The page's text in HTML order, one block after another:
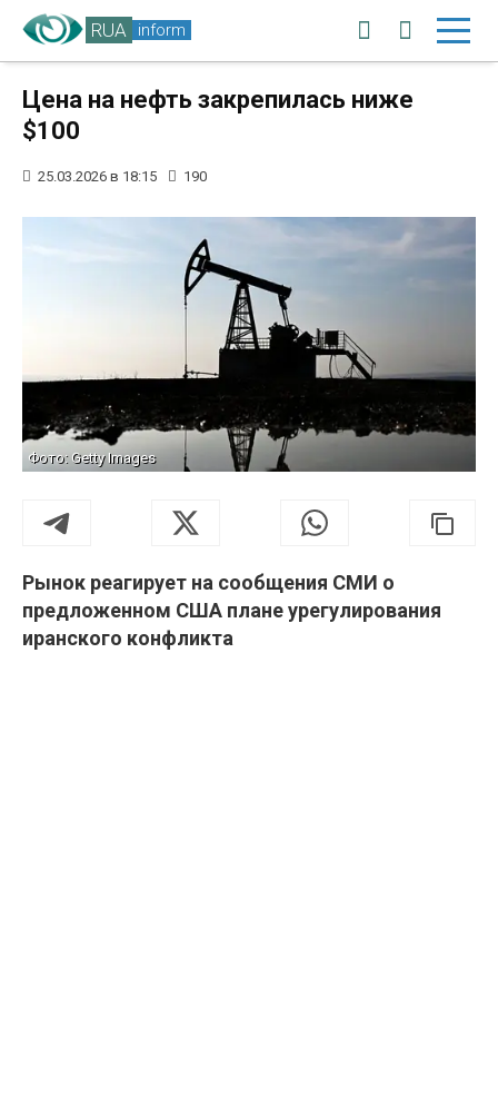
RUA inform
Цена на нефть закрепилась ниже
$100
25.03.2026 в 18:15 190
Фото: Getty Images
Рынок реагирует на сообщения СМИ о
предложенном США плане урегулирования
иранского конфликта